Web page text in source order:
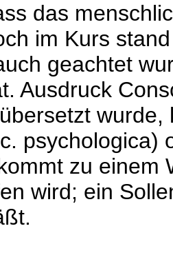
das
im Kurs
geachtet
Ausdruck
psychologica)
zu einem
wird; ein